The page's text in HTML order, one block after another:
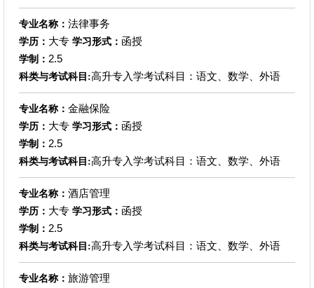
专业名称： 法律事务
学历： 大专 学习形式： 函授
学制： 2.5
科类与考试科目:高升专入学考试科目：语文、数学、外语
专业名称： 金融保险
学历： 大专 学习形式： 函授
学制： 2.5
科类与考试科目:高升专入学考试科目：语文、数学、外语
专业名称： 酒店管理
学历： 大专 学习形式： 函授
学制： 2.5
科类与考试科目:高升专入学考试科目：语文、数学、外语
专业名称： 旅游管理